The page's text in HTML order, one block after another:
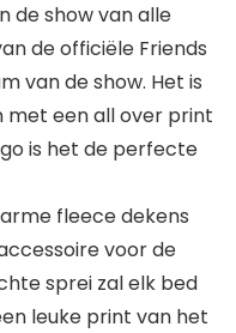
de show van alle
de officiële Friends
van de show. Het is
met een all over print
is het de perfecte
fleece dekens
voor de
sprei zal elk bed
leuke print van het